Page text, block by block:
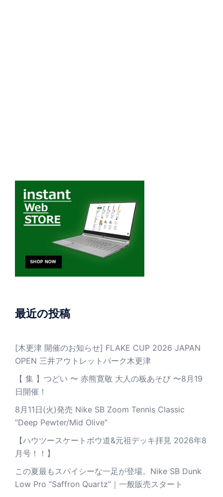
最近の投稿
[木更津 開催のお知らせ] FLAKE CUP 2026 JAPAN
OPEN 三井アウトレットパーク木更津
【 集 】つどい 〜 赤熊寛敬 大人の板あそび 〜8月19
日開催！
8月11日(火)発売 Nike SB Zoom Tennis Classic
”Deep Pewter/Mid Olive”
【ハウツースケートボウ道&元祖デッキ拝見 2026年8
月号！！】
この夏最もスパイシーな一足が登場。Nike SB Dunk
Low Pro “Saffron Quartz”｜一般販売スタート